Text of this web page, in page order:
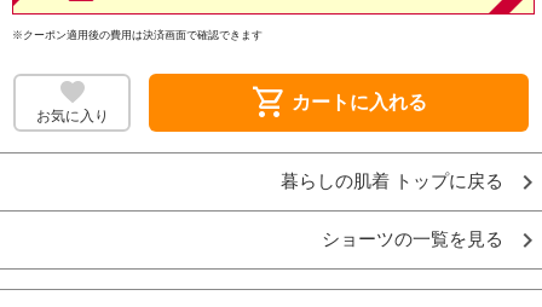
※クーポン適用後の費用は決済画面で確認できます
お気に入り shopping_cart カートに入れる
暮らしの肌着 トップに戻る
ショーツの一覧を見る